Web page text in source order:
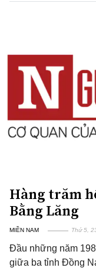
Hàng trăm
Bằng Lăng
MIỀN NAM Thứ 5,
Đầu những năm
giữa ba tỉnh Đồng